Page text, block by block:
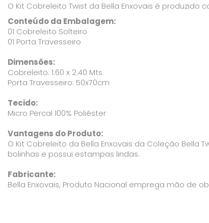
O Kit Cobreleito Twist da Bella Enxovais é
Conteúdo da Embalagem:
01 Cobreleito Solteiro
01 Porta Travesseiro
Dimensões:
Cobreleito: 1.60 x 2.40 Mts
Porta Travesseiro: 50x70cm
Tecido:
Micro Percal 100% Poliéster
Vantagens do Produto:
O Kit Cobreleito da Bella Enxovais da Coleção
bolinhas e possui estampas lindas.
Fabricante:
Bella Enxovais, Produto Nacional emprega mão de